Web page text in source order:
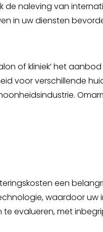
naleving van
in uw diensten
of kliniek’ het
voor verschillende
een
waardoor uw
evalueren, met